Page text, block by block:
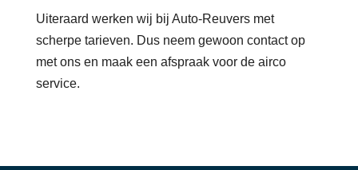
Uiteraard werken wij bij Auto-Reuvers met
scherpe tarieven. Dus neem gewoon contact op
met ons en maak een afspraak voor de airco
service.